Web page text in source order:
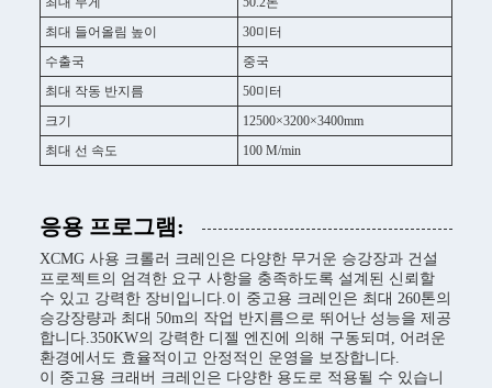
최대 들어올림 높이
30미터
수출국
중국
최대 작동 반지름
50미터
크기
12500×3200×3400mm
최대 선 속도
100 M/min
응용 프로그램:
XCMG 사용 크롤러 크레인은 다양한 무거운 승강장과 건설
프로젝트의 엄격한 요구 사항을 충족하도록 설계된 신뢰할
수 있고 강력한 장비입니다.이 중고용 크레인은 최대 260톤의
승강장량과 최대 50m의 작업 반지름으로 뛰어난 성능을 제공
합니다.350KW의 강력한 디젤 엔진에 의해 구동되며, 어려운
환경에서도 효율적이고 안정적인 운영을 보장합니다.
이 중고용 크래버 크레인은 다양한 용도로 적용될 수 있습니